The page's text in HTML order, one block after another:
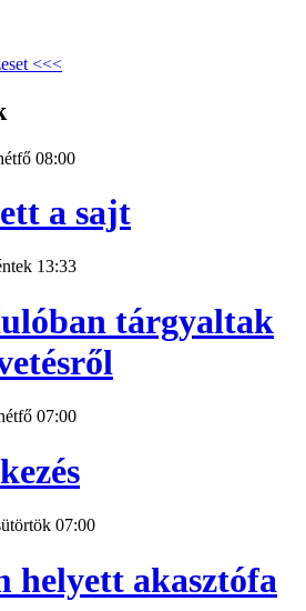
<<<
08:00
a sajt
13:33
tárgyaltak
07:00
07:00
helyett akasztófa